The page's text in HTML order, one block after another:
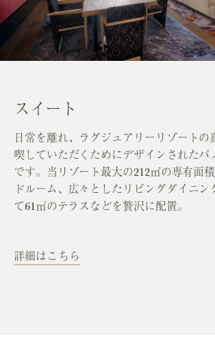
スイート
日常を離れ、ラグジュアリーリゾートの
喫していただくためにデザインされたパ
です。当リゾート最大の212㎡の専有面
ドルーム、広々としたリビングダイニン
て61㎡のテラスなどを贅沢に配置。
詳細はこちら